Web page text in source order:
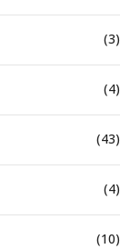
(3)
(4)
(43)
(4)
(10)